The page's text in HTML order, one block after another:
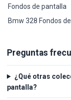
Fondos de pantalla
Bmw 328 Fondos
Preguntas
¿Qué otras
pantalla?